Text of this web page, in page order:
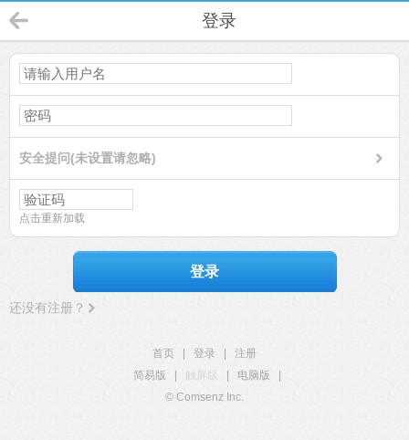
登录
安全提问(未设置请忽略)
点击重新加载
登录
还没有注册？
首页 登录
注册
简易版
触屏版 电脑版
© Comsenz Inc.